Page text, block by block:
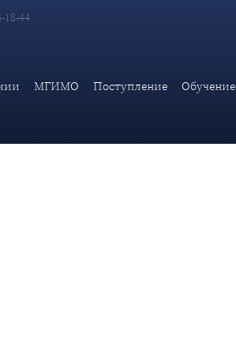
18-44
МГИМО Поступление Обучение
Дипломатической академии МИД России